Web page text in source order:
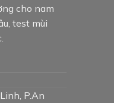
cho nam
test mùi
P.An